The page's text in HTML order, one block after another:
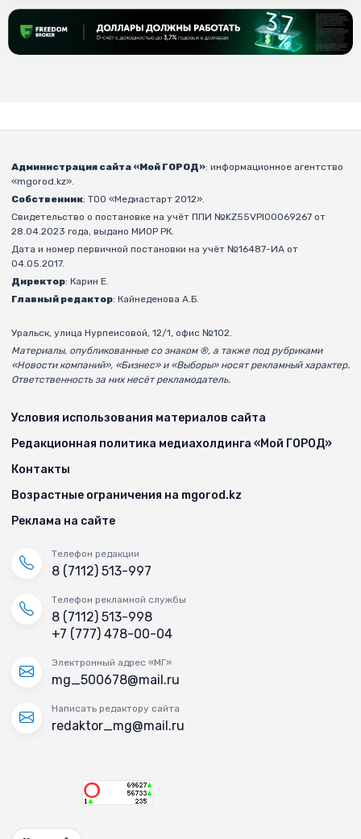
Администрация сайта «Мой ГОРОД»: информационное агентство
«mgorod.kz».
Собственник: ТОО «Медиастарт 2012».
Свидетельство о постановке на учёт ППИ №KZ55VPI00069267 от
28.04.2023 года, выдано МИОР РК.
Дата и номер первичной постановки на учёт №16487-ИА от
04.05.2017.
Директор: Карин Е.
Главный редактор: Кайнеденова А.Б.
Уральск, улица Нурпеисовой, 12/1, офис №102.
Материалы, опубликованные со знаком ®, а также под рубриками
«Новости компаний», «Бизнес» и «Выборы» носят рекламный характер.
Ответственность за них несёт рекламодатель.
Условия использования материалов сайта
Редакционная политика медиахолдинга «Мой ГОРОД»
Контакты
Возрастные ограничения на mgorod.kz
Реклама на сайте
Телефон редакции
8 (7112) 513-997
Телефон рекламной службы
8 (7112) 513-998
+7 (777) 478-00-04
Электронный адрес «МГ»
mg_500678@mail.ru
Написать редактору сайта
redaktor_mg@mail.ru